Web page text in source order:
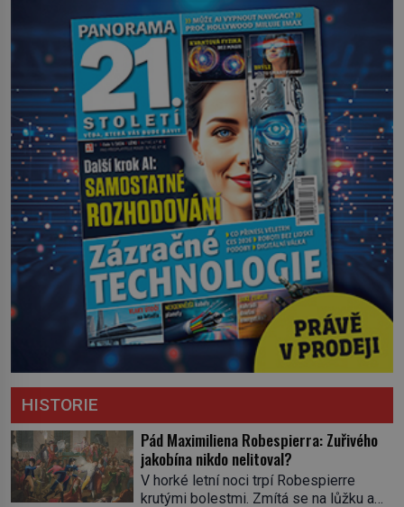
HISTORIE
Pád Maximiliena Robespierra: Zuřivého
jakobína nikdo nelitoval?
V horké letní noci trpí Robespierre
krutými bolestmi. Zmítá se na lůžku a